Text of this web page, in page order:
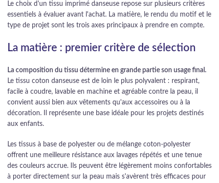
Le choix d'un tissu imprimé danseuse repose sur plusieurs critères
essentiels à évaluer avant l'achat. La matière, le rendu du motif et le
type de projet sont les trois axes principaux à prendre en compte.
La matière : premier critère de sélection
La composition du tissu détermine en grande partie son usage final.
Le tissu coton danseuse est de loin le plus polyvalent : respirant,
facile à coudre, lavable en machine et agréable contre la peau, il
convient aussi bien aux vêtements qu'aux accessoires ou à la
décoration. Il représente une base idéale pour les projets destinés
aux enfants.
Les tissus à base de polyester ou de mélange coton-polyester
offrent une meilleure résistance aux lavages répétés et une tenue
des couleurs accrue. Ils peuvent être légèrement moins confortables
à porter directement sur la peau mais s'avèrent très efficaces pour